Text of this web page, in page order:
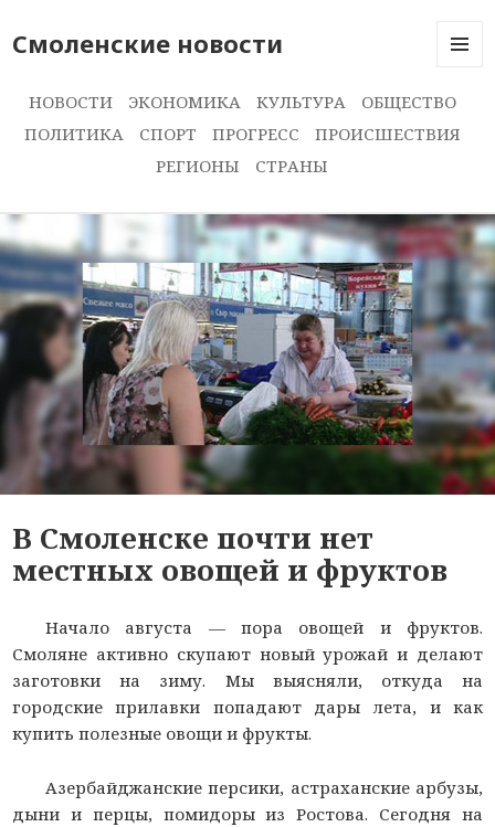
Смоленские новости
И
НОВОСТИ ЭКОНОМИКА КУЛЬТУРА
ОБЩЕСТВО
ПОЛИТИКА
СПОРТ ПРОГРЕСС
ПРОИСШЕСТВИЯ
РЕГИОНЫ
СТРАНЫ
В Смоленске почти нет
местных овощей и фруктов
Начало августа — пора овощей и фруктов.
Смоляне активно скупают новый урожай и делают
заготовки на зиму. Мы выясняли, откуда на
городские прилавки попадают дары лета, и как
купить полезные овощи и фрукты.
Азербайджанские персики, астраханские арбузы,
дыни и перцы, помидоры из Ростова. Сегодня на